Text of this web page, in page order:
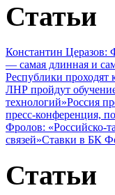
Статьи
Константин Церазов:
— самая длинная и
Республики
ЛНР пройдут
технологий»Россия
пресс-конференция,
Фролов: «Российско-
связей»Ставки в БК
Статьи